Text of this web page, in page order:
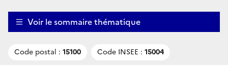
Voir le sommaire thématique
Code postal : 15100 Code INSEE : 15004